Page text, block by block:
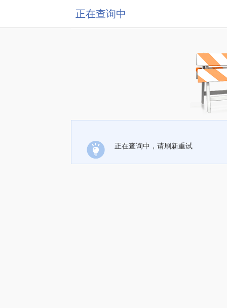
正在查询中
正在查询中，请刷新重试